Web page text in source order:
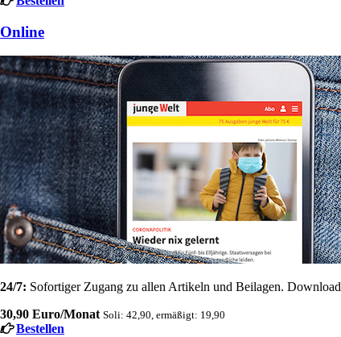
Online
24/7: Sofortiger Zugang zu allen Artikeln und Beilagen.
30,90 Euro/Monat Soli: 42,90, ermäßigt: 19,90
Bestellen